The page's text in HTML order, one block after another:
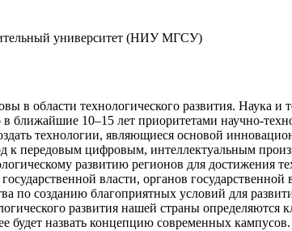
университет (НИУ МГСУ)
в области технологического развития. Наука
10–15 лет приоритетами научно-
технологии, являющиеся основой
к передовым цифровым, интеллектуальным
развитию регионов для достижения
власти, органов государственной
по созданию благоприятных условий для
развития нашей страны
будет назвать концепцию современных кампусов.